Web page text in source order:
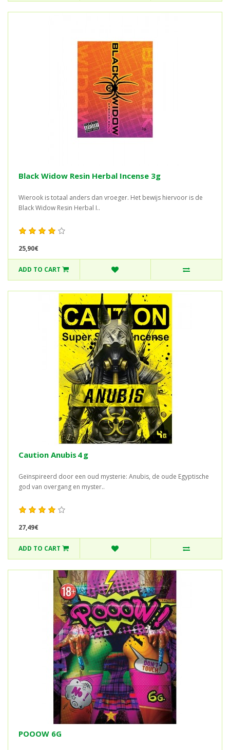
Black Widow Resin Herbal Incense 3g
Wierook is totaal anders dan vroeger. Het bewijs hiervoor is de
Black Widow Resin Herbal I..
25,90€
ADD TO CART
Caution Anubis 4 g
Geïnspireerd door een oud mysterie: Anubis, de oude Egyptische
god van overgang en myster..
27,49€
ADD TO CART
POOOW 6G